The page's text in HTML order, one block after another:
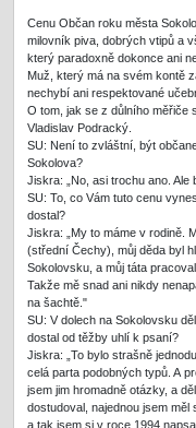
Cenu Občan roku města
milovník piva, dobrých vtipů a
který paradoxně dokonce ani
Muž, který má na svém kontě
nechybí ani respektované
O tom, jak se z důlního měřiče
Vladislav Podracký.
SU: Není to zvláštní, být
Sokolova?
Jiskra: „No, asi trochu ano.
SU: To, co Vám tuto cenu
dostal?
Jiskra: „My to máme v rodině.
(střední Čechy), můj děda byl
Sokolovsku, a můj táta
Takže mě snad ani nikdy
na šachtě."
SU: V dolech na Sokolovsku
dostal od těžby uhlí k psaní?
Jiskra: „To bylo strašně
celá parta podobných typů. A
jsem jim hromadně otázky, a
dostudoval, najednou jsem
a tak jsem si v roce 1994